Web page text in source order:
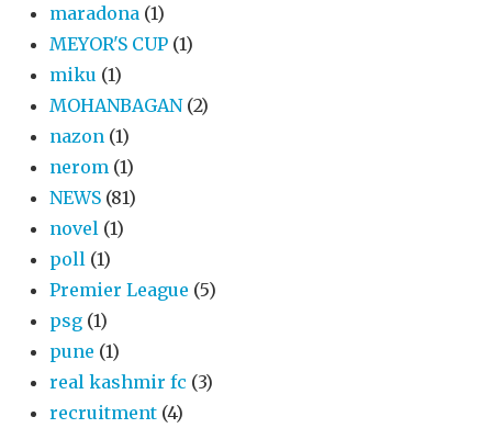
maradona (1)
MEYOR'S CUP (1)
miku (1)
MOHANBAGAN (2)
nazon (1)
nerom (1)
NEWS (81)
novel (1)
poll (1)
Premier League (5)
psg (1)
pune (1)
real kashmir fc (3)
recruitment (4)